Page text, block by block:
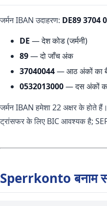
जर्मन IBAN उदाहरण: DE89 3704
DE — देश कोड (जर्मनी)
89— दो जाँच अंक
37040044— आठ अंकों का
0532013000— दस अंकों
जर्मन IBAN हमेशा 22 अक्षर के होते
ट्रांसफर के लिए BIC आवश्यक है;
Sperrkonto बनाम